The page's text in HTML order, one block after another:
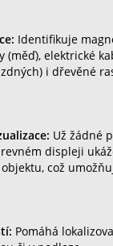
Identifikuje
(měď), elektrické
i dřevěné
Už žádné
displeji
což
Pomáhá